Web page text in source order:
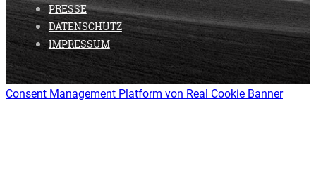
PRESSE
DATENSCHUTZ
IMPRESSUM
Consent Management Platform von Real Cookie Banner